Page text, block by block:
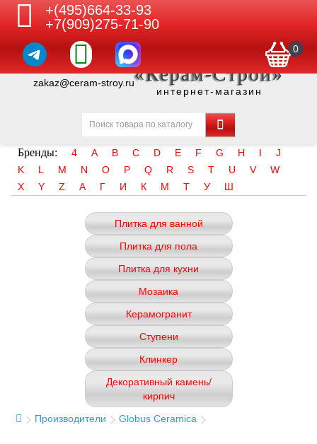
+(495)664-33-93
+7(909)275-71-90
0
zakaz@ceram-stroy.ru«Керам-Строй»
интернет-магазин
Бренды: 4 A B C D E F G H I
J
K
L M N O P Q R S T U V
W
X
Y Z А Г И К М Т У Ш
Плитка для ванной
Плитка для пола
Плитка для кухни
Мозаика
Керамогранит
Ступени
Клинкер
Декоративный камень/
кирпич
Производители
Globus Ceramica